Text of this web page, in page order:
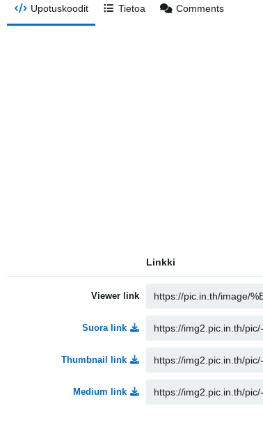
Upotuskoodit Tietoa Comments
Linkki
Viewer link
Suora link
Thumbnail link
Medium link